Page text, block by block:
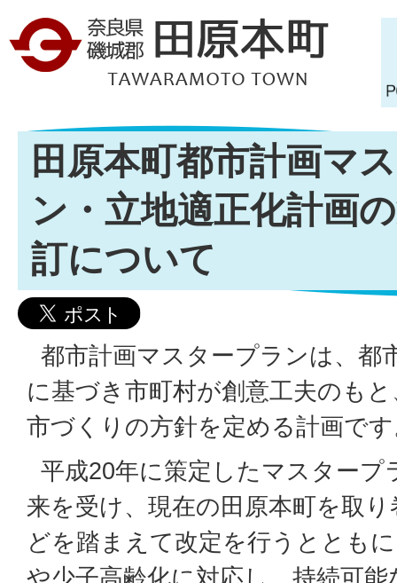
田原本町都市計画マ
ン・立地適正化計画
訂について
都市計画マスタープランは、都
に基づき市町村が創意工夫のも
市づくりの方針を定める計画で
平成20年に策定したマスタープ
来を受け、現在の田原本町を取
どを踏まえて改定を行うととも
や少子高齢化に対応し、持続可